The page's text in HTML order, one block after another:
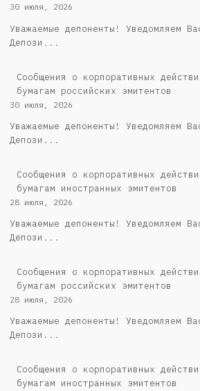
30 июля, 2026
Уважаемые депоненты! Уведомляем
Депози...
Cообщения о корпоративных
бумагам российских эмитентов
30 июля, 2026
Уважаемые депоненты! Уведомляем
Депози...
Сообщения о корпоративных
бумагам иностранных эмитентов
28 июля, 2026
Уважаемые депоненты! Уведомляем
Депози...
Cообщения о корпоративных
бумагам российских эмитентов
28 июля, 2026
Уважаемые депоненты! Уведомляем
Депози...
Сообщения о корпоративных
бумагам иностранных эмитентов